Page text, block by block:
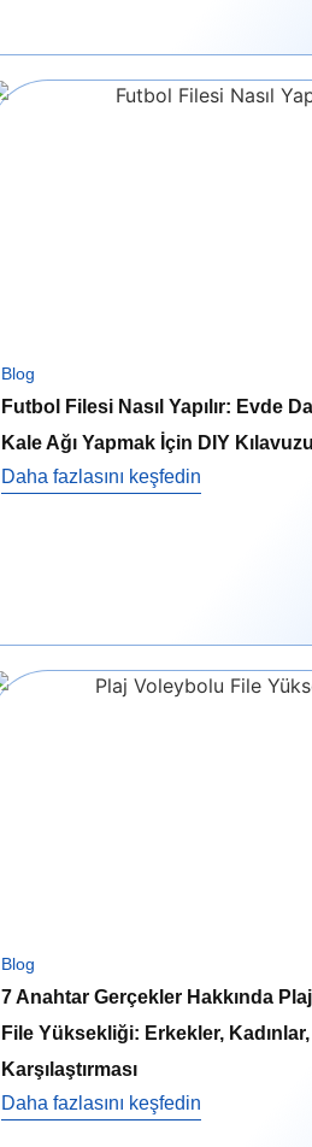
Blog
Futbol Filesi Nasıl Yapılır: Evde
Kale Ağı Yapmak İçin DIY Kılavuzu
Daha fazlasını keşfedin
Blog
7 Anahtar Gerçekler Hakkında
File Yüksekliği: Erkekler,
Karşılaştırması
Daha fazlasını keşfedin